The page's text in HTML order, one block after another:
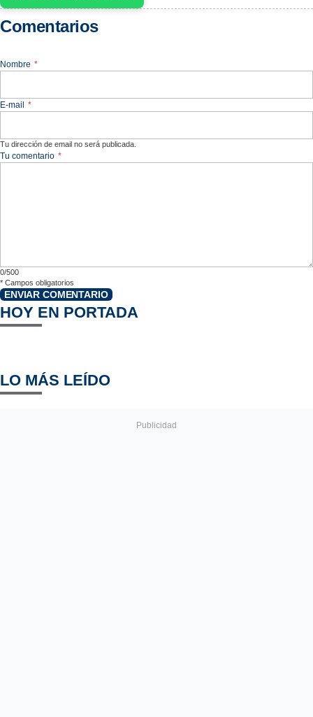
Comentarios
Nombre *
E-mail *
Tu dirección de email no será publicada.
Tu comentario *
0/500
* Campos obligatorios
ENVIAR COMENTARIO
HOY EN PORTADA
LO MÁS LEÍDO